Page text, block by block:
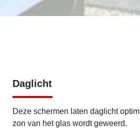
Daglicht
Deze schermen laten daglicht
zon van het glas wordt geweerd.